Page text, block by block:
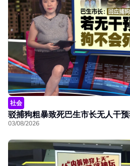
社会
驳捕狗粗暴致死巴生市长无人干
03/08/2026